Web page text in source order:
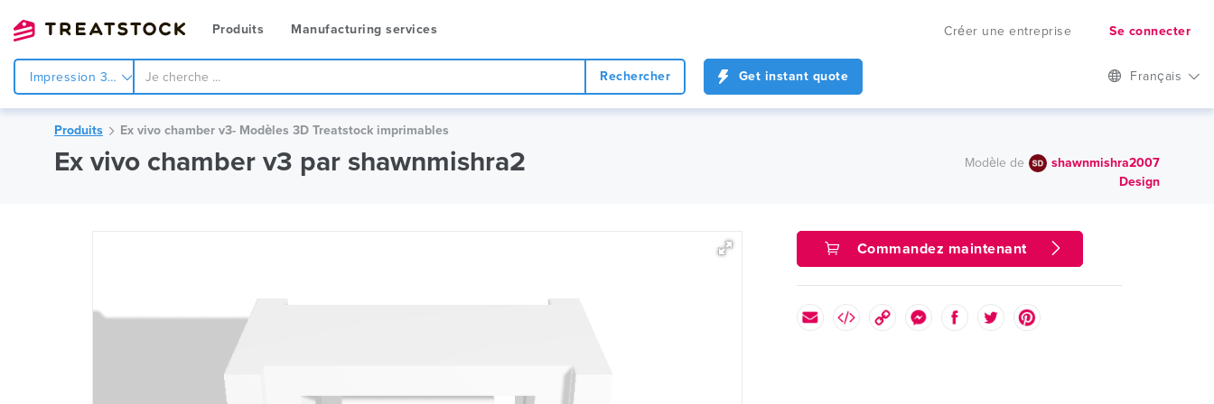
Produits Manufacturing services Créer une entreprise Se connecter
Impression 3d Rechercher Get instant quote Français
Produits Ex vivo chamber v3- Modèles 3D Treatstock imprimables
Ex vivo chamber v3 par shawnmishra2 Modèle de
shawnmishra2007
Design
Commandez maintenant